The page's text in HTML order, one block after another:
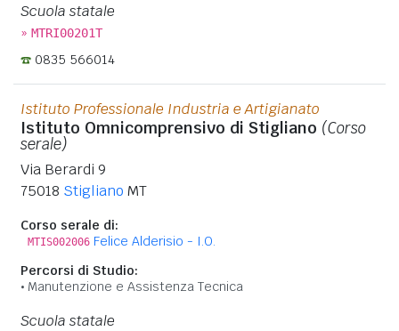
Scuola statale
» MTRI00201T
0835 566014
Istituto Professionale Industria e Artigianato
Istituto Omnicomprensivo di Stigliano (Corso
serale)
Via Berardi 9
75018 Stigliano MT
Corso serale di:
MTIS002006 Felice Alderisio - I.O.
Percorsi di Studio:
Manutenzione e Assistenza Tecnica
Scuola statale